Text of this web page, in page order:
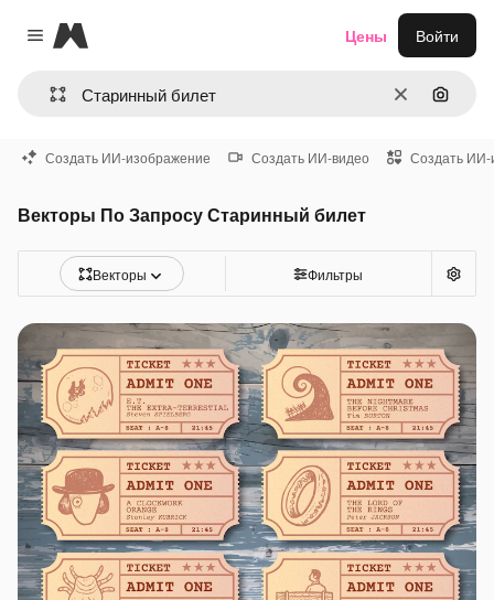
Close menu
Magnific
ОчиститьПоиск
Цены Войти
Создать ИИ-изображение Создать ИИ-видео Создать ИИ-
Векторы По Запросу Старинный билет
Векторы Фильтры